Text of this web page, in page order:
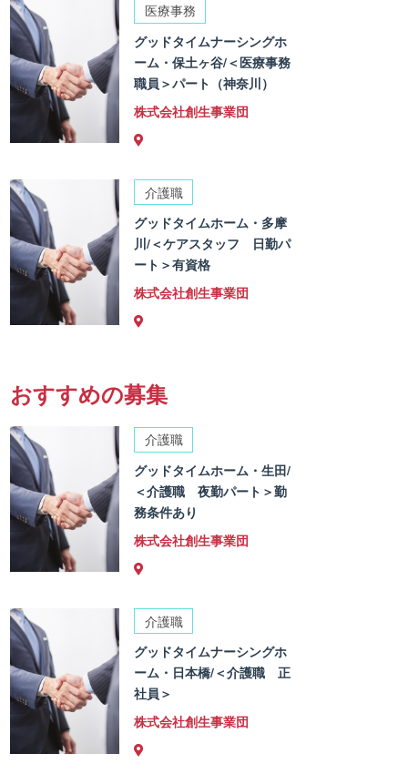
医療事務
グッドタイムナーシングホ
ーム・保土ヶ谷/＜医療事務
職員＞パート（神奈川）
株式会社創生事業団
介護職
グッドタイムホーム・多摩
川/＜ケアスタッフ 日勤パ
ート＞有資格
株式会社創生事業団
おすすめの募集
介護職
グッドタイムホーム・生田/
＜介護職 夜勤パート＞勤
務条件あり
株式会社創生事業団
介護職
グッドタイムナーシングホ
ーム・日本橋/＜介護職 正
社員＞
株式会社創生事業団